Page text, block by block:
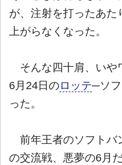
が、注射を打ったあ
上がらなくなった。
そんな四十肩、いや
6月24日のロッテ─ソ
った。
前年王者のソフトバ
の交流戦、悪夢の6月